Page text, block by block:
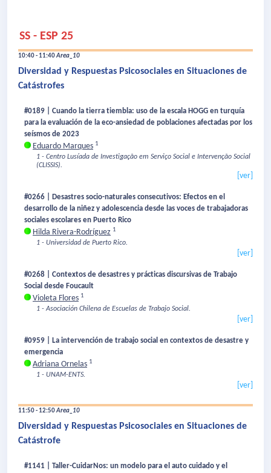
SS - ESP 25
10:40 - 11:40Area_10
Diversidad y Respuestas Psicosociales en Situaciones de
Catástrofes
#0189 | Cuando la tierra tiembla: uso de la escala HOGG en turquía
para la evaluación de la eco-ansiedad de poblaciones afectadas por los
seísmos de 2023
Eduardo Marques 1
1 - Centro Lusíada de Investigação em Serviço Social e Intervenção Social
(CLISSIS).
[ver]
#0266 | Desastres socio-naturales consecutivos: Efectos en el
desarrollo de la niñez y adolescencia desde las voces de trabajadoras
sociales escolares en Puerto Rico
Hilda Rivera-Rodríguez 1
1 - Universidad de Puerto Rico.
[ver]
#0268 | Contextos de desastres y prácticas discursivas de Trabajo
Social desde Foucault
Violeta Flores 1
1 - Asociación Chilena de Escuelas de Trabajo Social.
[ver]
#0959 | La intervención de trabajo social en contextos de desastre y
emergencia
Adriana Ornelas 1
1 - UNAM-ENTS.
[ver]
11:50 - 12:50Area_10
Diversidad y Respuestas Psicosociales en Situaciones de
Catástrofe
#1141 | Taller-CuidarNos: un modelo para el auto cuidado y el